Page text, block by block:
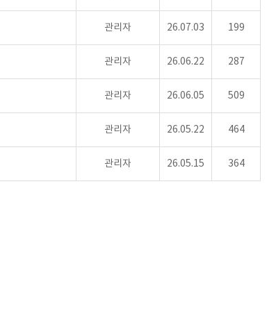
관리자 26.07.03 199
관리자 26.06.22 287
관리자 26.06.05 509
관리자 26.05.22 464
관리자 26.05.15 364